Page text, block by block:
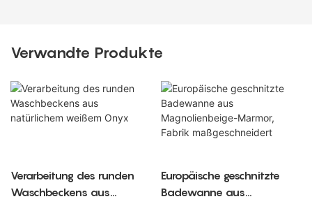
Verwandte Produkte
Verarbeitung des runden
Waschbeckens aus
Europäische geschnitzte
Badewanne aus